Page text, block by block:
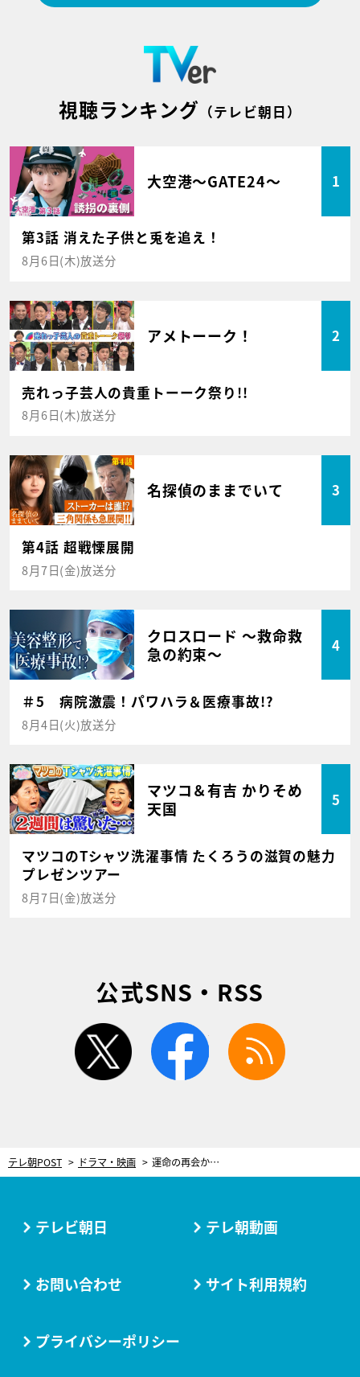
視聴ランキング （テレビ朝日）
大空港～GATE24～ 1
第3話 消えた子供と兎を追え！
8月6日(木)放送分
アメトーーク！ 2
売れっ子芸人の貴重トーーク祭り!!
8月6日(木)放送分
名探偵のままでいて 3
第4話 超戦慄展開
8月7日(金)放送分
クロスロード ～救命救
急の約束～
4
＃5 病院激震！パワハラ＆医療事故!?
8月4日(火)放送分
マツコ＆有吉 かりそめ
天国
5
マツコのTシャツ洗濯事情 たくろうの滋賀の魅力
プレゼンツアー
8月7日(金)放送分
公式SNS・RSS
twitter facebook
テレ朝POST ドラマ・映画 運命の再会から…切なく尊い2ショット！杢代和人が『君とゆきて咲く』第3話より本格登場
テレビ朝日 テレ朝動画
お問い合わせ サイト利用規約
プライバシーポリシー